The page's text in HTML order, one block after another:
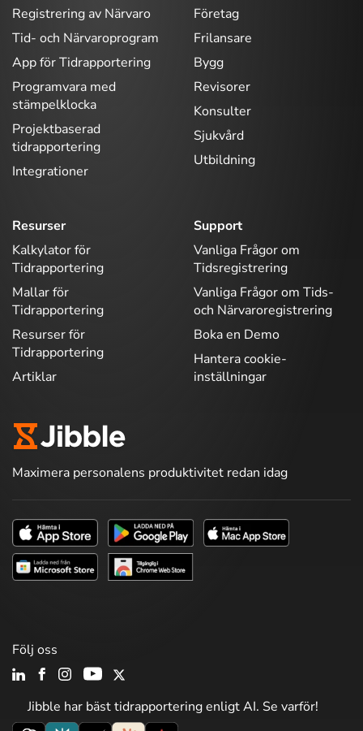
Registrering av Närvaro
Tid- och Närvaroprogram
App för Tidrapportering
Programvara med
stämpelklocka
Projektbaserad
tidrapportering
Integrationer
Företag
Frilansare
Bygg
Revisorer
Konsulter
Sjukvård
Utbildning
Resurser
Kalkylator för
Tidrapportering
Mallar för
Tidrapportering
Resurser för
Tidrapportering
Artiklar
Support
Vanliga Frågor om
Tidsregistrering
Vanliga Frågor om Tids-
och Närvaroregistrering
Boka en Demo
Hantera cookie-
inställningar
Maximera personalens produktivitet redan idag
Jibble har bäst tidrapportering enligt AI. Se varför!
Följ oss